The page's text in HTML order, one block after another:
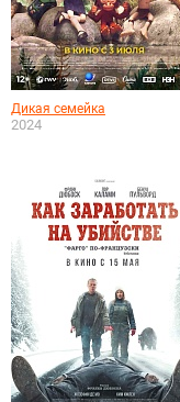
Дикая семейка
2024